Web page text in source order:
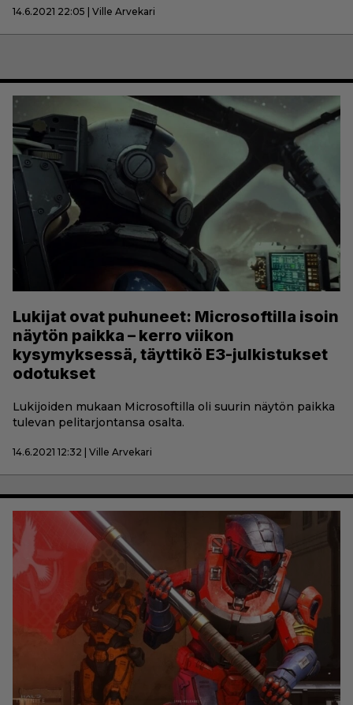
14.6.2021 22:05 | Ville Arvekari
Lukijat ovat puhuneet: Microsoftilla isoin
näytön paikka – kerro viikon
kysymyksessä, täyttikö E3-julkistukset
odotukset
Lukijoiden mukaan Microsoftilla oli suurin näytön paikka
tulevan pelitarjontansa osalta.
14.6.2021 12:32 | Ville Arvekari